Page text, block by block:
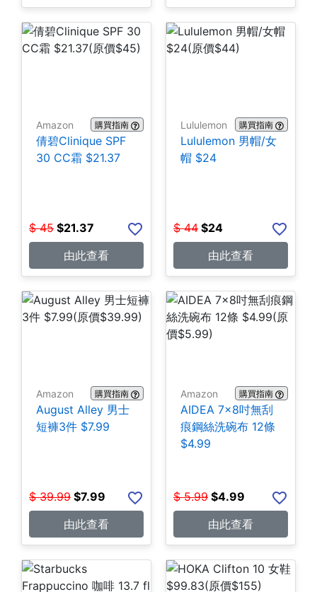
Amazon 購買指南
倩碧Clinique SPF
30 CC霜 $21.37
$ 45 $21.37
由此查看
Lululemon 購買指南
Lululemon 男帽/女
帽 $24
$ 44 $24
由此查看
Amazon 購買指南
August Alley 男士
短褲3件 $7.99
$ 39.99 $7.99
由此查看
Amazon 購買指南
AIDEA 7×8吋無刮
痕鋼絲洗碗布 12條
$4.99
$ 5.99 $4.99
由此查看